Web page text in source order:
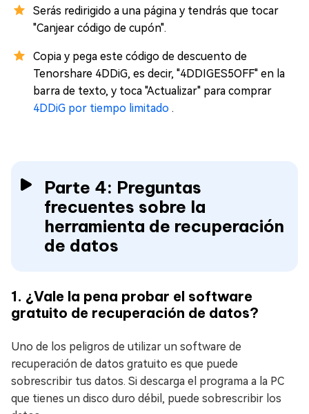
Serás redirigido a una página y tendrás que tocar
"Canjear código de cupón".
Copia y pega este código de descuento de
Tenorshare 4DDiG, es decir, "4DDIGES5OFF" en la
barra de texto, y toca "Actualizar" para comprar
4DDiG por tiempo limitado .
Parte 4: Preguntas
frecuentes sobre la
herramienta de recuperación
de datos
1. ¿Vale la pena probar el software
gratuito de recuperación de datos?
Uno de los peligros de utilizar un software de
recuperación de datos gratuito es que puede
sobrescribir tus datos. Si descarga el programa a la PC
que tienes un disco duro débil, puede sobrescribir los